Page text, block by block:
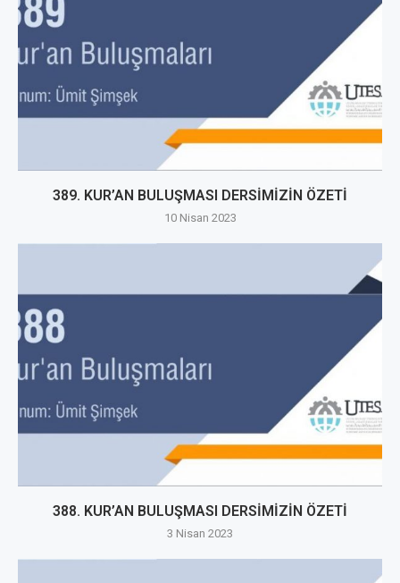
389. KUR’AN BULUŞMASI DERSİMİZİN ÖZETİ
10 Nisan 2023
388. KUR’AN BULUŞMASI DERSİMİZİN ÖZETİ
3 Nisan 2023